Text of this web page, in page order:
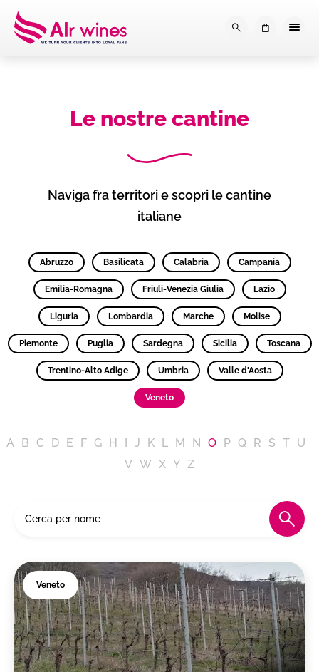
Dalla loro vendemmia, alla
Le nostre cantine
Naviga fra territori e scopri le cantine
italiane
Abruzzo Basilicata Calabria Campania
Emilia-Romagna Friuli-Venezia Giulia Lazio
Liguria Lombardia Marche Molise
Piemonte Puglia Sardegna Sicilia Toscana
Trentino-Alto Adige Umbria Valle d'Aosta
Veneto
A B C D E F G H J K L M N O P Q R S T U
V W X Y Z
Veneto